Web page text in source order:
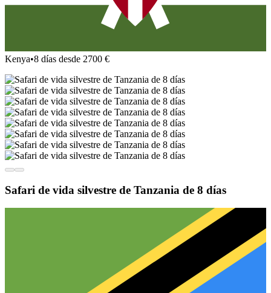
Kenya•8 días desde 2700 €
Safari de vida silvestre de Tanzania de 8 días